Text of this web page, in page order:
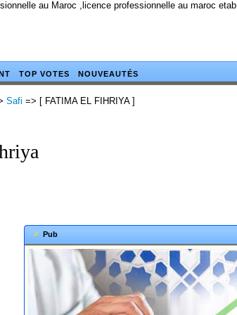
au Maroc ,licence professionnelle au maroc etab
TOP VOTES NOUVEAUTÉS
Safi => [ FATIMA EL FIHRIYA ]
Pub